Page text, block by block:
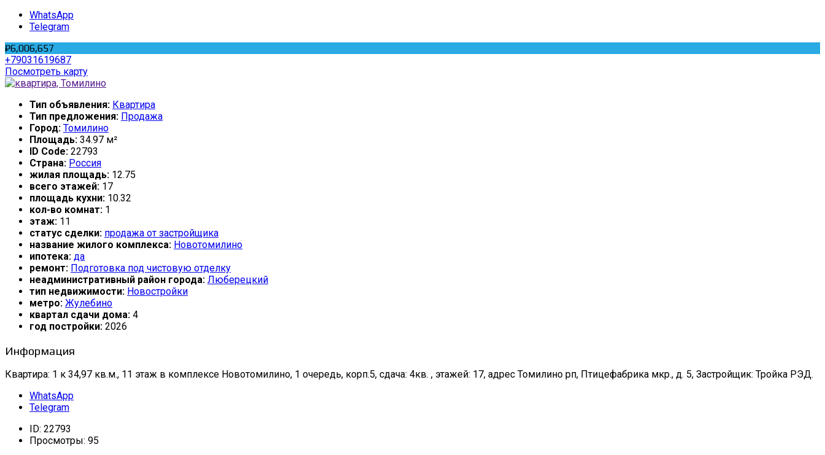
WhatsApp
Telegram
₽6,006,657
+79031619687
Посмотреть карту
Тип объявления: Квартира
Тип предложения: Продажа
Город: Томилино
Площадь: 34.97 м²
ID Code: 22793
Страна: Россия
жилая площадь: 12.75
всего этажей: 17
площадь кухни: 10.32
кол-во комнат: 1
этаж: 11
статус сделки: продажа от застройщика
название жилого комплекса: Новотомилино
ипотека: да
ремонт: Подготовка под чистовую отделку
неадминистративный район города: Люберецкий
тип недвижимости: Новостройки
метро: Жулебино
квартал сдачи дома: 4
год постройки: 2026
Информация
Квартира: 1 к 34,97 кв.м., 11 этаж в комплексе Новотомилино, 1 очередь, корп.5, сдача: 4кв. , этажей: 17, адрес Томилино рп, Птицефабрика мкр., д. 5, Застройщик: Тройка РЭД.
WhatsApp
Telegram
ID: 22793
Просмотры: 95